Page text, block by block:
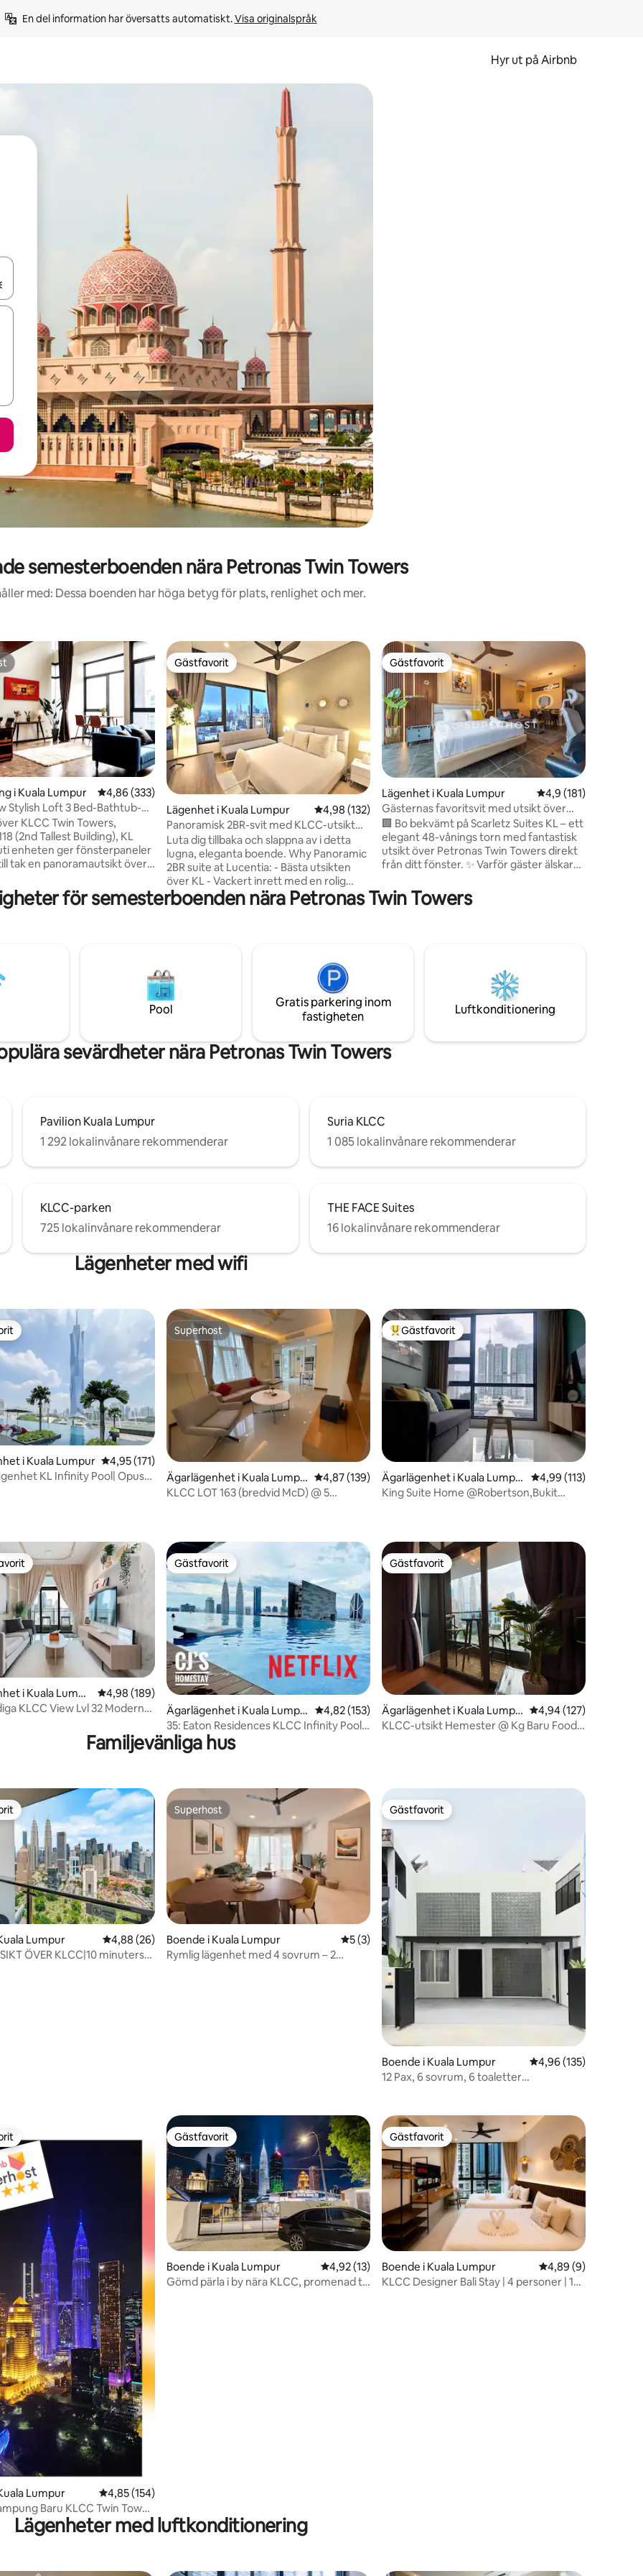
En del information har översatts automatiskt. Visa originalspråk
Hyr ut på Airbnb
och nedåtpilarna eller utforska genom att trycka eller svepa.
semesterboenden nära Petronas Twin Towers
med: Dessa boenden har höga betyg för plats, renlighet och mer.
betyg, 284 omdömen
i Kuala Lumpur 4,86 av 5 i genomsnittligt betyg, 333 omdömen
4,86 (333)
Stylish Loft 3 Bed-Bathtub-
KLCC Twin Towers,
(2nd Tallest Building), KL
enheten ger fönsterpaneler
tak en panoramautsikt över
solnedgång i
På nedervåningen finns 1
bad. Skäm bort dig själv
på 48: e
en fantastisk
på alla ikoniska KL
Gästfavorit
Gästfavorit
Lägenhet i Kuala Lumpur 4,98 av 5 i genomsnittligt betyg, 132 omdömen
4,98 (132)
Panoramisk 2BR-svit med KLCC-utsikt
och infinitypool
Luta dig tillbaka och slappna av i detta
lugna, eleganta boende. Why Panoramic
2BR suite at Lucentia: - Bästa utsikten
över KL - Vackert inrett med en rolig
anda – Centralt beläget och anslutet till
kollektivtrafik - Snabbt wifi - 2 TV-
grillplatser, piano - Garageparkering -
Rekommenderas för sovplatser för 4
personer max 6 - LaLaPort köpcentrum
och WOW underhållningsgatan är
bifogade - Livsmedelsbutik, apotek och
Gästfavorit
Gästfavorit
Lägenhet i Kuala Lumpur 4,9 av 5 i
4,9 (181)
Gästernas favoritsvit med utsikt över
KLCC på en hög våning
🏢 Bo bekvämt på Scarletz Suites KL – ett
elegant 48-vånings torn med fantastisk
utsikt över Petronas Twin Towers direkt
från ditt fönster. ✨ Varför gäster älskar
utsikt över stadssilhuetten 💼
Affärslounge + GRATIS 100 Mbps WiFi 📍
säkerhet dygnet runt och lokala
matställen.🔥 Perfekt för stadsresor,
affärsresor och romantiska utflykter. 🌇✨
för semesterboenden nära Petronas Twin Towers
Pool
Gratis parkering inom
fastigheten
Luftkonditionering
sevärdheter nära Petronas Twin Towers
Pavilion Kuala Lumpur
1 292 lokalinvånare rekommenderar
Suria KLCC
1 085 lokalinvånare rekommenderar
KLCC-parken
725 lokalinvånare rekommenderar
THE FACE Suites
16 lokalinvånare rekommenderar
Lägenheter med wifi
betyg, 105 omdömen
i Kuala Lumpur 4,95 av 5 i genomsnittligt betyg, 171 omdömen
4,95 (171)
KL Infinity Pool| Opus
Superhost
Superhost
Ägarlägenhet i Kuala Lumpu
r
4,87 av 5 i genomsnittligt betyg, 139 omdömen
4,87 (139)
KLCC LOT 163 (bredvid McD) @ 5
Populär gästfavorit
Gästfavorit
Ägarlägenhet i Kuala Lumpu
r
4,99 av 5 i
4,99 (113)
King Suite Home @Robertson,Bukit
betyg, 294 omdömen
i Kuala Lumpu
4,98 av 5 i genomsnittligt betyg, 189 omdömen
4,98 (189)
KLCC View Lvl 32 Modern
Gästfavorit
Gästfavorit
Ägarlägenhet i Kuala Lumpu
r
4,82 av 5 i genomsnittligt betyg, 153 omdömen
4,82 (153)
35: Eaton Residences KLCC Infinity Pool
Twin Towers View
Gästfavorit
Gästfavorit
Ägarlägenhet i Kuala Lumpu
r
4,94 av 5 i
4,94 (127)
KLCC-utsikt Hemester @ Kg Baru Food
Familjevänliga hus
betyg, 4 omdömen
Lumpur 4,88 av 5 i genomsnittligt betyg, 26 omdömen
4,88 (26)
ÖVER KLCC|10 minuters
Superhost
Superhost
Boende i Kuala Lumpur 5 av 5 i genomsnittligt betyg, 3 omdömen
5 (3)
Rymlig lägenhet med 4 sovrum – 2
Gästfavorit
Gästfavorit
Boende i Kuala Lumpur 4,96 av 5 i
4,96 (135)
12 Pax, 6 sovrum, 6 toaletter
betyg, 23 omdömen
Lumpur 4,85 av 5 i genomsnittligt betyg, 154 omdömen
4,85 (154)
Baru KLCC Twin Tower
Gästfavorit
Gästfavorit
Boende i Kuala Lumpur 4,92 av 5 i genomsnittligt betyg, 13 omdömen
4,92 (13)
Gömd pärla i by nära KLCC, promenad till
Gästfavorit
Gästfavorit
Boende i Kuala Lumpur 4,89 av 5 i
4,89 (9)
KLCC Designer Bali Stay | 4 personer | 1
Lägenheter med luftkonditionering